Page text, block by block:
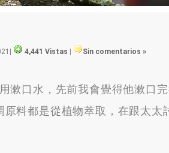
4,441 Vistas Sin comentarios »
漱口水 ， 先前我會覺得他漱口
原料都是從植物萃取 ， 在跟太太